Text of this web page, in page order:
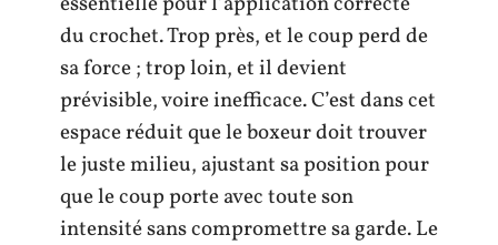
du crochet. Trop près, et le coup perd de
sa force ; trop loin, et il devient
prévisible, voire inefficace. C’est dans cet
espace réduit que le boxeur doit trouver
le juste milieu, ajustant sa position pour
que le coup porte avec toute son
intensité sans compromettre sa garde. Le